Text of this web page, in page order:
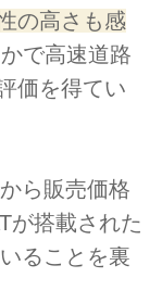
の高さも感
で高速道路
価を得てい
ら販売価格
が搭載された
ることを裏